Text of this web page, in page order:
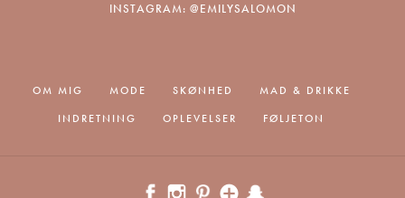
INSTAGRAM: @EMILYSALOMON
OM MIG MODE SKØNHED
MAD & DRIKKE
INDRETNING
OPLEVELSER FØLJETON